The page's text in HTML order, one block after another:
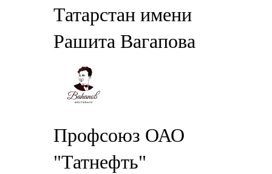
Татарстан имени
Рашита Вагапова
Профсоюз ОАО
"Татнефть"